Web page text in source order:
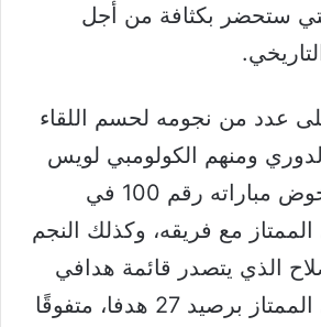
ستحضر بكثافة من أجل
عدد من نجومه لحسم اللقاء
ومنهم الكولومبي لويس
دياز الذي ينتظر خوض مباراته رقم 100 في
الممتاز مع فريقه، وكذلك النجم
الذي يتصدر قائمة هدافي
الدوري الإنجليزي الممتاز برصيد 27 هدفا، متفوقًا